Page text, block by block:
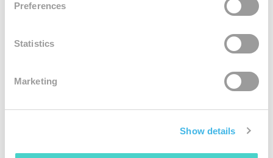
Preferences
Statistics
Marketing
Show details
Reviews